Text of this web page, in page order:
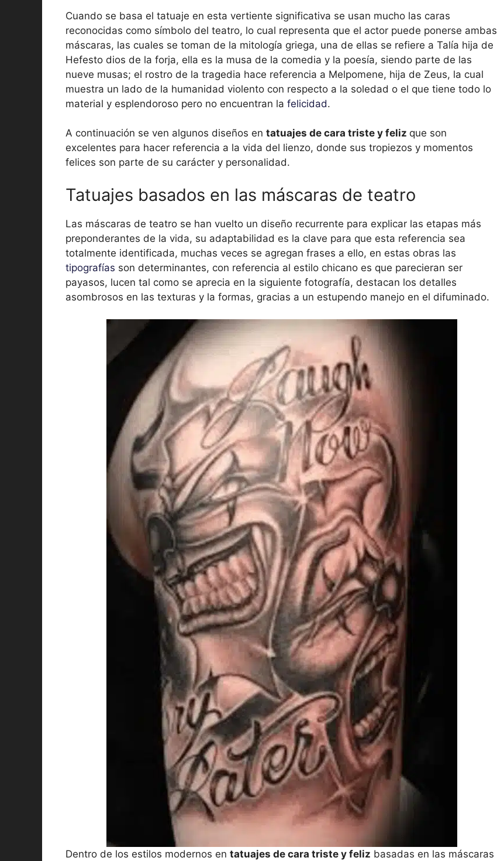
Cuando se basa el tatuaje en esta vertiente significativa se usan mucho las caras
reconocidas como símbolo del teatro, lo cual representa que el actor puede ponerse ambas
máscaras, las cuales se toman de la mitología griega, una de ellas se refiere a Talía hija de
Hefesto dios de la forja, ella es la musa de la comedia y la poesía, siendo parte de las
nueve musas; el rostro de la tragedia hace referencia a Melpomene, hija de Zeus, la cual
muestra un lado de la humanidad violento con respecto a la soledad o el que tiene todo lo
material y esplendoroso pero no encuentran la felicidad.
A continuación se ven algunos diseños en tatuajes de cara triste y feliz que son
excelentes para hacer referencia a la vida del lienzo, donde sus tropiezos y momentos
felices son parte de su carácter y personalidad.
Tatuajes basados en las máscaras de teatro
Las máscaras de teatro se han vuelto un diseño recurrente para explicar las etapas más
preponderantes de la vida, su adaptabilidad es la clave para que esta referencia sea
totalmente identificada, muchas veces se agregan frases a ello, en estas obras las
tipografías son determinantes, con referencia al estilo chicano es que parecieran ser
payasos, lucen tal como se aprecia en la siguiente fotografía, destacan los detalles
asombrosos en las texturas y la formas, gracias a un estupendo manejo en el difuminado.
Dentro de los estilos modernos en tatuajes de cara triste y feliz basadas en las máscaras